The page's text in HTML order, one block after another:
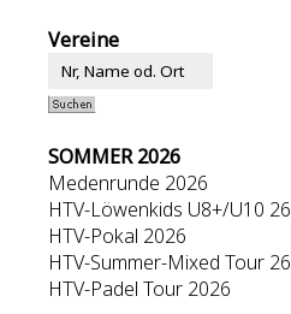
Vereine
SOMMER 2026
Medenrunde 2026
HTV-Löwenkids U8+/U10 26
HTV-Pokal 2026
HTV-Summer-Mixed Tour 26
HTV-Padel Tour 2026